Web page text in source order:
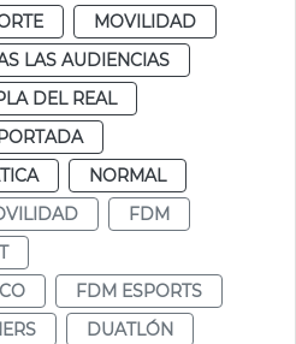
MOVILIDAD
LAS AUDIENCIAS
DEL REAL
NORMAL
FDM
FDM ESPORTS
DUATLÓN